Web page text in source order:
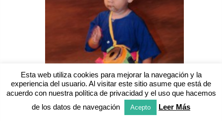
Esta web utiliza cookies para mejorar la navegación y la
experiencia del usuario. Al visitar este sitio asume que está de
acuerdo con nuestra política de privacidad y el uso que hacemos
de los datos de navegación
Acepto Leer Más